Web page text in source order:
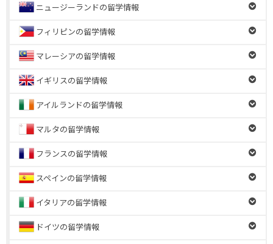
ニュージーランドの留学情報
フィリピンの留学情報
マレーシアの留学情報
イギリスの留学情報
アイルランドの留学情報
マルタの留学情報
フランスの留学情報
スペインの留学情報
イタリアの留学情報
ドイツの留学情報